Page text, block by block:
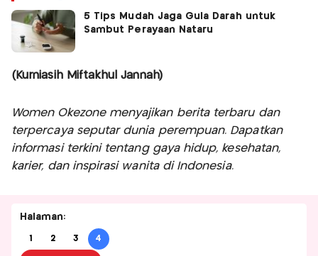
5 Tips Mudah Jaga Gula Darah untuk
Sambut Perayaan Nataru
(Kurniasih Miftakhul Jannah)
Women Okezone menyajikan berita terbaru dan
terpercaya seputar dunia perempuan. Dapatkan
informasi terkini tentang gaya hidup, kesehatan,
karier, dan inspirasi wanita di Indonesia.
Halaman:
1 2 3 4